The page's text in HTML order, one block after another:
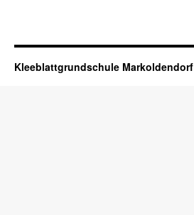
Kleeblattgrundschule Markoldendorf